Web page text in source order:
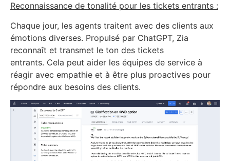
Reconnaissance de tonalité pour les tickets entrants :
Chaque jour, les agents traitent avec des clients aux
émotions diverses. Propulsé par ChatGPT, Zia
reconnaît et transmet le ton des tickets
entrants. Cela peut aider les équipes de service à
réagir avec empathie et à être plus proactives pour
répondre aux besoins des clients.